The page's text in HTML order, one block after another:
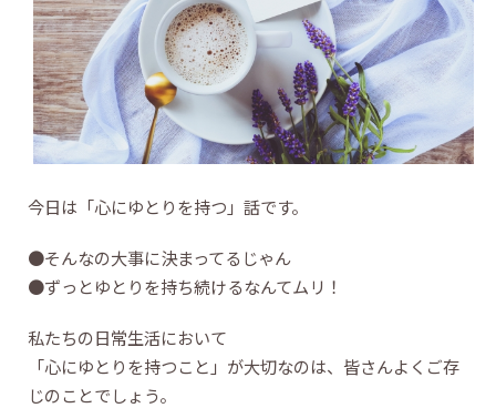
今日は「心にゆとりを持つ」話です。
●そんなの大事に決まってるじゃん
●ずっとゆとりを持ち続けるなんてムリ！
私たちの日常生活において
「心にゆとりを持つこと」が大切なのは、皆さんよくご存
じのことでしょう。